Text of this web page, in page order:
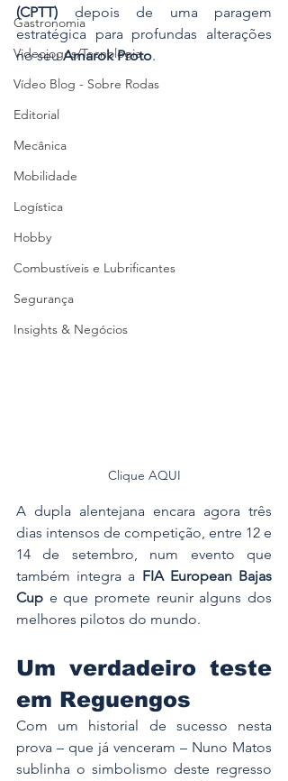
Gastronomia
Videojogos/Tecnologia
Vídeo Blog - Sobre Rodas
Editorial
Mecânica
Mobilidade
Logística
Hobby
Combustíveis e Lubrificantes
Segurança
Insights & Negócios
(CPTT) depois de uma paragem
estratégica para profundas alterações
no seu Amarok Proto.
Clique AQUI
A dupla alentejana encara agora três
dias intensos de competição, entre 12 e
14 de setembro, num evento que
também integra a FIA European Bajas
Cup e que promete reunir alguns dos
melhores pilotos do mundo.
Um verdadeiro teste
em Reguengos
Com um historial de sucesso nesta
prova – que já venceram – Nuno Matos
sublinha o simbolismo deste regresso